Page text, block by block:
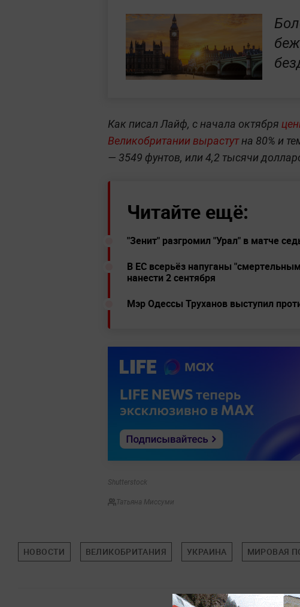
Как писал Лайф, с начала октября
Великобритании вырастутна 80% и
— 3549 фунтов, или 4,2 тысячи
Читайте ещё:
"Зенит" разгромил "Урал" в матче
В ЕС всерьёз напуганы
нанести 2 сентября
Мэр Одессы Труханов выступил
Shutterstock
Татьяна Миссуми
НОВОСТИ ВЕЛИКОБРИТАНИЯ УКРАИНА МИРОВАЯ